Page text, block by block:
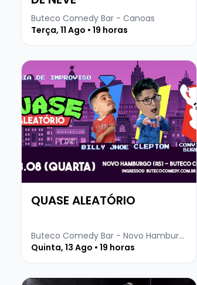
Buteco Comedy Bar - Canoas
Terça, 11 Ago • 19 horas
Veja mais sobre QUASE ALEATÓRIO
QUASE ALEATÓRIO
Buteco Comedy Bar - Novo Hamburgo
Quinta, 13 Ago • 19 horas